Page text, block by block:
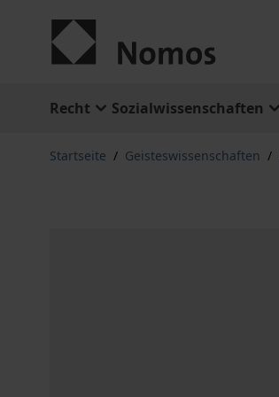
Recht Sozialwissenschaften
Startseite / Geisteswissenschaften /